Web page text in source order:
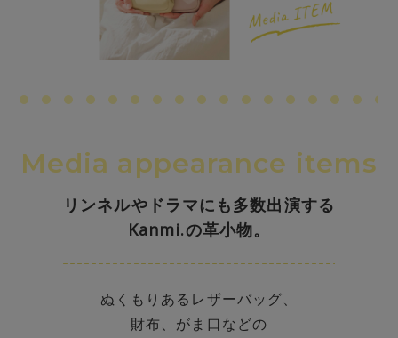
Media appearance items
リンネルやドラマにも多数出演する
Kanmi.の革小物。
ぬくもりあるレザーバッグ、
財布、がま口などの